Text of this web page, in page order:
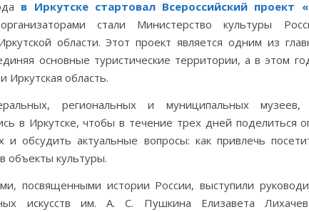
в Иркутске стартовал Всероссийский
стали Министерство культуры
области. Этот проект является одним из
основные туристические территории, а в этом
Иркутская область.
региональных и муниципальных
в Иркутске, чтобы в течение трех дней поделиться
и обсудить актуальные вопросы: как привлечь
объекты культуры.
посвященными истории России, выступили
искусств им. А. С. Пушкина Елизавета